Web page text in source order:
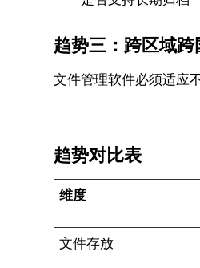
趋势三：跨区域
文件管理软件必须适应
趋势对比表
维度
文件存放